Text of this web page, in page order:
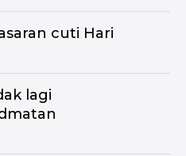
cuti Hari
lagi